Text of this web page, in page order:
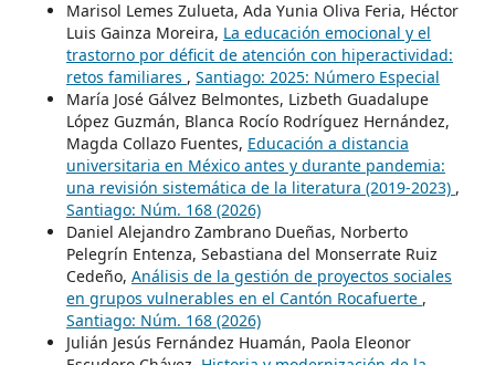
Marisol Lemes Zulueta, Ada Yunia Oliva Feria, Héctor
Luis Gainza Moreira, La educación emocional y el
trastorno por déficit de atención con hiperactividad:
retos familiares , Santiago: 2025: Número Especial
María José Gálvez Belmontes, Lizbeth Guadalupe
López Guzmán, Blanca Rocío Rodríguez Hernández,
Magda Collazo Fuentes, Educación a distancia
universitaria en México antes y durante pandemia:
una revisión sistemática de la literatura (2019-2023) ,
Santiago: Núm. 168 (2026)
Daniel Alejandro Zambrano Dueñas, Norberto
Pelegrín Entenza, Sebastiana del Monserrate Ruiz
Cedeño, Análisis de la gestión de proyectos sociales
en grupos vulnerables en el Cantón Rocafuerte ,
Santiago: Núm. 168 (2026)
Julián Jesús Fernández Huamán, Paola Eleonor